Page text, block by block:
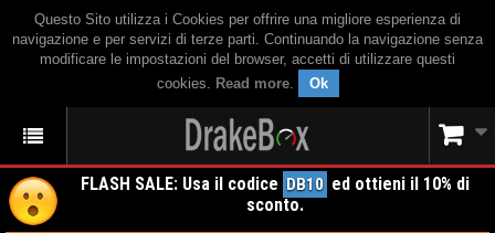
Questo Sito utilizza i Cookies per offrire una migliore esperienza di
navigazione e per servizi di terze parti. Continuando la navigazione senza
modificare le impostazioni del browser, accetti di utilizzare questi
cookies. Read more. Ok
FLASH SALE: Usa il codice DB10 ed ottieni il 10% di
sconto.